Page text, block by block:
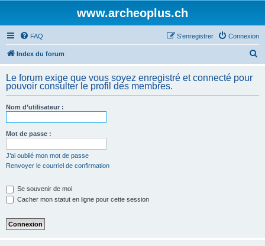
www.archeoplus.ch
FAQ Connexion
S’enregistrer
Index du forum
h
Le forum exige que vous soyez enregistré et connecté pour
pouvoir consulter le profil des membres.
Nom d’utilisateur :
Mot de passe :
J’ai oublié mon mot de passe
Renvoyer le courriel de confirmation
Se souvenir de moi
Cacher mon statut en ligne pour cette session